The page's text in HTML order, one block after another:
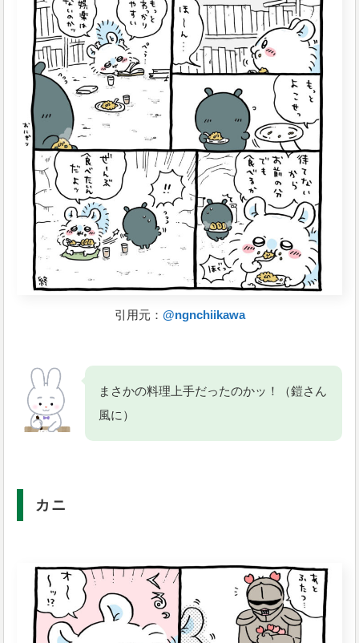
引用元： @ngnchiikawa
まさかの料理上手だったのかッ！（鎧さん
風に）
カニ